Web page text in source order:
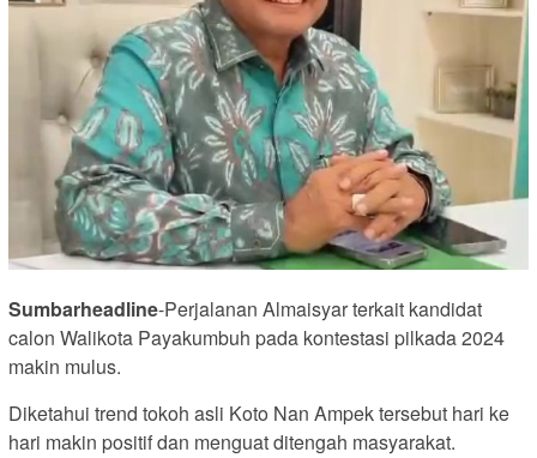
Sumbarheadline-Perjalanan Almaisyar terkait kandidat
calon Walikota Payakumbuh pada kontestasi pilkada 2024
makin mulus.
Diketahui trend tokoh asli Koto Nan Ampek tersebut hari ke
hari makin positif dan menguat ditengah masyarakat.